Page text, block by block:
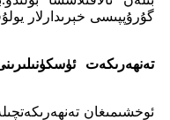
گۇرۇپپىسى خېرىدارلار